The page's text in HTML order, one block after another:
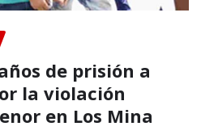
de prisión a
la violación
en Los Mina